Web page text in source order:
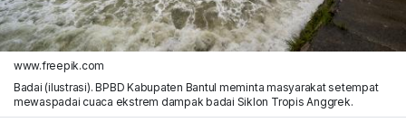
www.freepik.com
Badai (ilustrasi). BPBD Kabupaten Bantul meminta masyarakat setempat
mewaspadai cuaca ekstrem dampak badai Siklon Tropis Anggrek.